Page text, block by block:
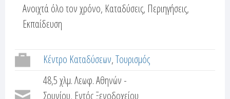
m
ε
ν
γ
κ
Ανοιχτά όλο τον χρόνο, Καταδύσεις, Περιηγήσεις,
Εκπαίδευση
Κέντρο Καταδύσεων Τουρισμός
48,5 χλμ. Λεωφ. Αθηνών -
Σουνίου, Εντός Ξενοδοχείου